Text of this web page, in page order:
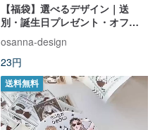
【福袋】選べるデザイン｜送
別・誕生日プレゼント・オフィ
ス同僚・友人へ｜5点よりご注文
可能
osanna-design
23円
送料無料